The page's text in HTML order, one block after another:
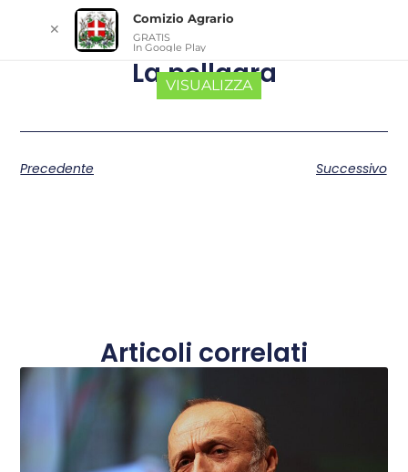
La pellagra
Precedente Successivo
Articoli correlati
✕
Comizio Agrario
GRATIS
In Google Play
VISUALIZZA